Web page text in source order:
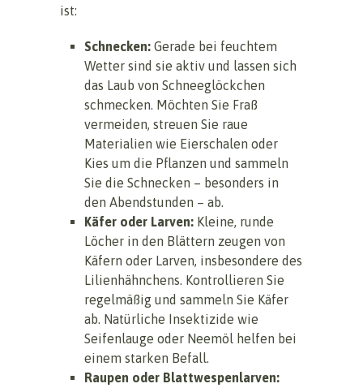
ist:
Schnecken: Gerade bei feuchtem
Wetter sind sie aktiv und lassen sich
das Laub von Schneeglöckchen
schmecken. Möchten Sie Fraß
vermeiden, streuen Sie raue
Materialien wie Eierschalen oder
Kies um die Pflanzen und sammeln
Sie die Schnecken – besonders in
den Abendstunden – ab.
Käfer oder Larven: Kleine, runde
Löcher in den Blättern zeugen von
Käfern oder Larven, insbesondere des
Lilienhähnchens. Kontrollieren Sie
regelmäßig und sammeln Sie Käfer
ab. Natürliche Insektizide wie
Seifenlauge oder Neemöl helfen bei
einem starken Befall.
Raupen oder Blattwespenlarven: